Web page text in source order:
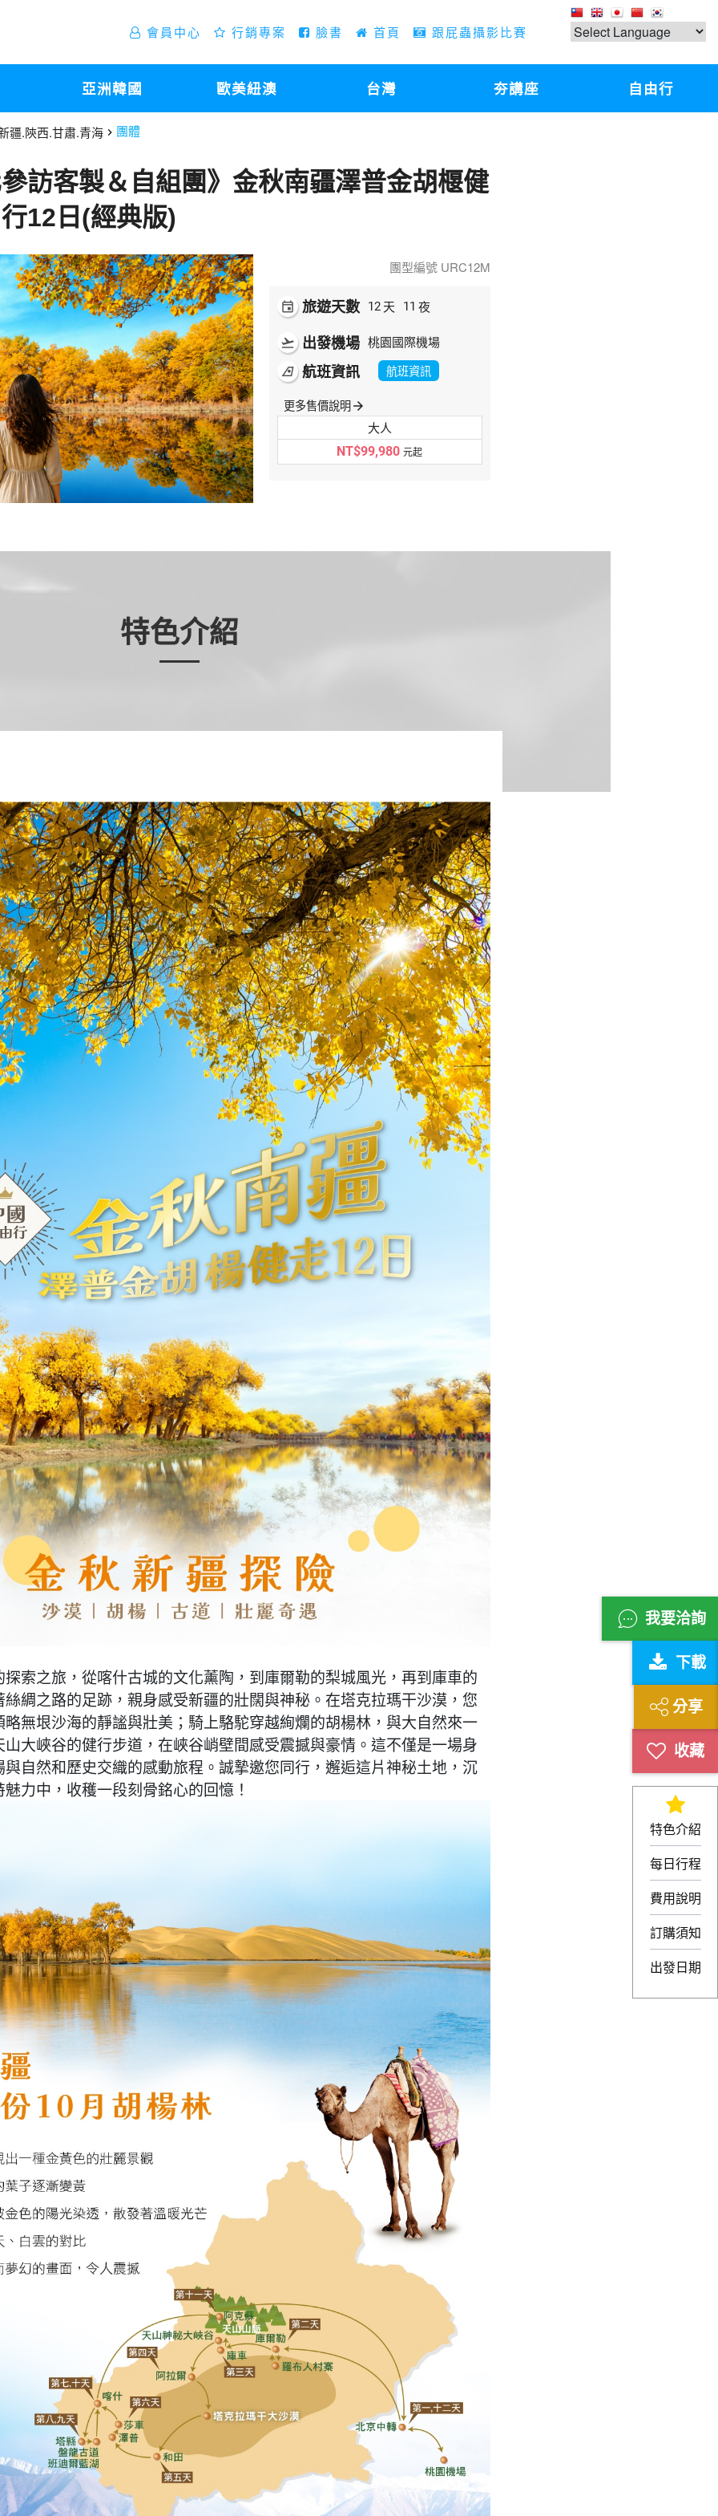
會員中心 行銷專案 臉書 首頁 跟屁蟲攝影比賽
亞洲韓國 歐美紐澳 台灣 夯講座 自由行
我要洽詢
下載
分享
特色介紹
出發日期
每日行程
費用說明
訂購須知
疆.陝西.甘肅.青海 團體
訪客製＆自組團》金秋南疆澤普金胡椻健
12日(經典版)
團型編號 URC12M
event 旅遊天數 12 天 11 夜
flight_takeoff 出發機場 桃園國際機場
airlines 航班資訊 航班資訊
更多售價說明arrow_forward
大人
NT$99,980 元起
特色介紹
索之旅，從喀什古城的文化薰陶，到庫爾勒的梨城風光，再到庫車的
綢之路的足跡，親身感受新疆的壯闊與神秘。在塔克拉瑪干沙漠，您
無垠沙海的靜謐與壯美；騎上駱駝穿越絢爛的胡楊林，與大自然來一
大峽谷的健行步道，在峽谷峭壁間感受震撼與豪情。這不僅是一場身
自然和歷史交織的感動旅程。誠摯邀您同行，邂逅這片神秘土地，沉
力中，收穫一段刻骨銘心的回憶！